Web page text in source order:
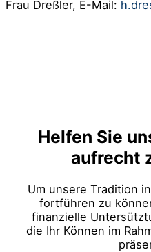
Frau Dreßler, E-Mail:
Helfen Sie
aufrecht
Um unsere Tradition
fortführen zu
finanzielle
die Ihr Können im